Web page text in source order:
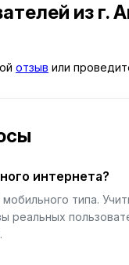
из г.
отзыв или
интернета?
типа.
реальных